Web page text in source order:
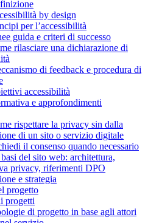
by design
per l’accessibilità
guida e criteri di successo
rilasciare una dichiarazione di
di feedback e procedura di
accessibilità
e approfondimenti
rispettare la privacy sin dalla
di un sito o servizio digitale
il consenso quando necessario
del sito web: architettura,
privacy, riferimenti DPO
e strategia
progetto
progetti
di progetto in base agli attori